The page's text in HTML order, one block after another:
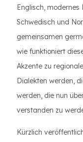
Englisch,
Schwedisch und
gemeinsamen
wie funktioniert
Akzente zu
Dialekten werden,
werden, die nun
verstanden zu
Kürzlich